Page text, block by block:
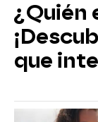
¿Quién
que